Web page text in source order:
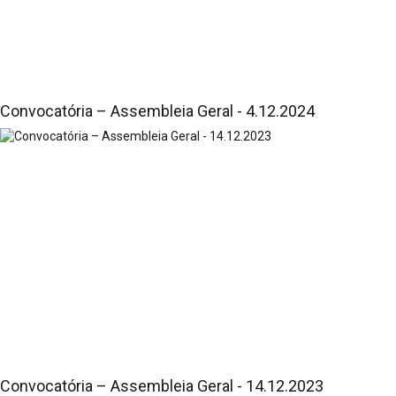
Convocatória – Assembleia Geral - 4.12.2024
Convocatória – Assembleia Geral - 14.12.2023